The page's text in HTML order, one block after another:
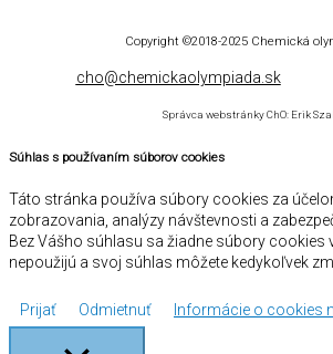
Copyright ©2018-2025 Chemická
cho@chemickaolympiada.sk
Správca webstránky ChO: Erik
Súhlas s používaním súborov cookies
Táto stránka používa súbory cookies za
zobrazovania, analýzy návštevnosti a
Bez Vášho súhlasu sa žiadne súbory cookies
nepoužijú a svoj súhlas môžete kedykoľvek
Prijať Odmietnuť Informácie o cookies